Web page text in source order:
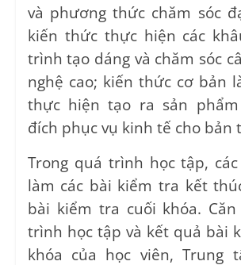
và phương thức chăm sóc
kiến thức thực hiện các
trình tạo dáng và chăm sóc
nghệ cao; kiến thức cơ bản
thực hiện tạo ra sản
đích phục vụ kinh tế cho bản
Trong quá trình học tập,
làm các bài kiểm tra kết
bài kiểm tra cuối khóa.
trình học tập và kết quả bài
khóa của học viên, Trung